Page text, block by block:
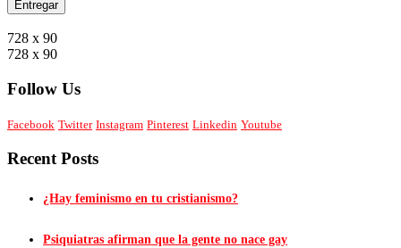
728 x 90
728 x 90
Follow Us
Facebook Twitter Instagram Pinterest Linkedin Youtube
Recent Posts
¿Hay feminismo en tu cristianismo?
Psiquiatras afirman que la gente no nace gay